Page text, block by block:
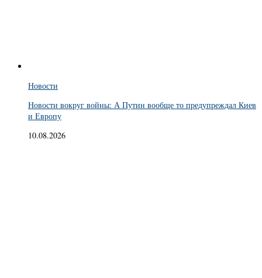
Новости
Новости вокруг войны: А Путин вообще то предупреждал Киев
и Европу
10.08.2026